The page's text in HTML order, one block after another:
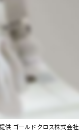
供 ゴールドクロス株式会社